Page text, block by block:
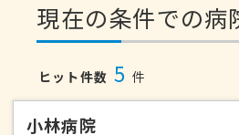
現在の条件での病
ヒット件数 5 件
小林病院